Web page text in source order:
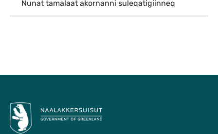
Nunat tamalaat akornanni suleqatigiinneq